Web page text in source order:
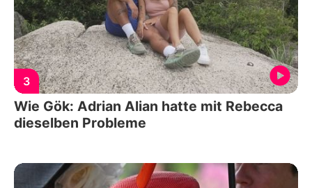
3
Wie Gök: Adrian Alian hatte mit Rebecca
dieselben Probleme